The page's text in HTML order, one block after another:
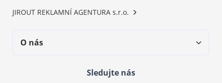
JIROUT REKLAMNÍ AGENTURA s.r.o.
O nás
Sledujte nás